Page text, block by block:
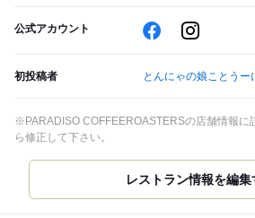
公式アカウント
初投稿者 とんにゃの娘ことうー
※PARADISO COFFEEROASTERSの店舗情報に
ら修正して下さい。